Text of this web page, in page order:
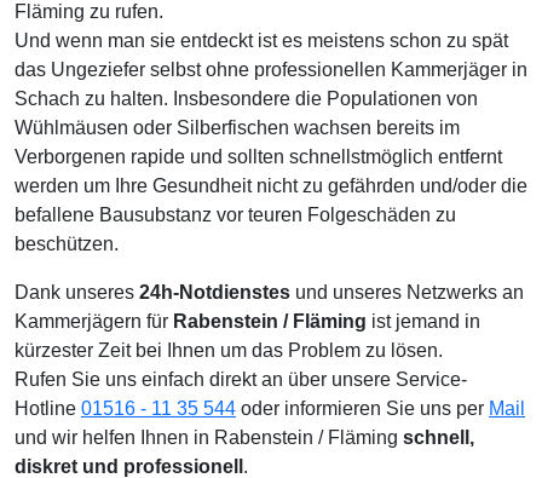
Fläming zu rufen.
Und wenn man sie entdeckt ist es meistens schon zu spät
das Ungeziefer selbst ohne professionellen Kammerjäger in
Schach zu halten. Insbesondere die Populationen von
Wühlmäusen oder Silberfischen wachsen bereits im
Verborgenen rapide und sollten schnellstmöglich entfernt
werden um Ihre Gesundheit nicht zu gefährden und/oder die
befallene Bausubstanz vor teuren Folgeschäden zu
beschützen.
Dank unseres 24h-Notdienstes und unseres Netzwerks an
Kammerjägern für Rabenstein / Fläming ist jemand in
kürzester Zeit bei Ihnen um das Problem zu lösen.
Rufen Sie uns einfach direkt an über unsere Service-
Hotline 01516 - 11 35 544 oder informieren Sie uns per Mail
und wir helfen Ihnen in Rabenstein / Fläming schnell,
diskret und professionell .